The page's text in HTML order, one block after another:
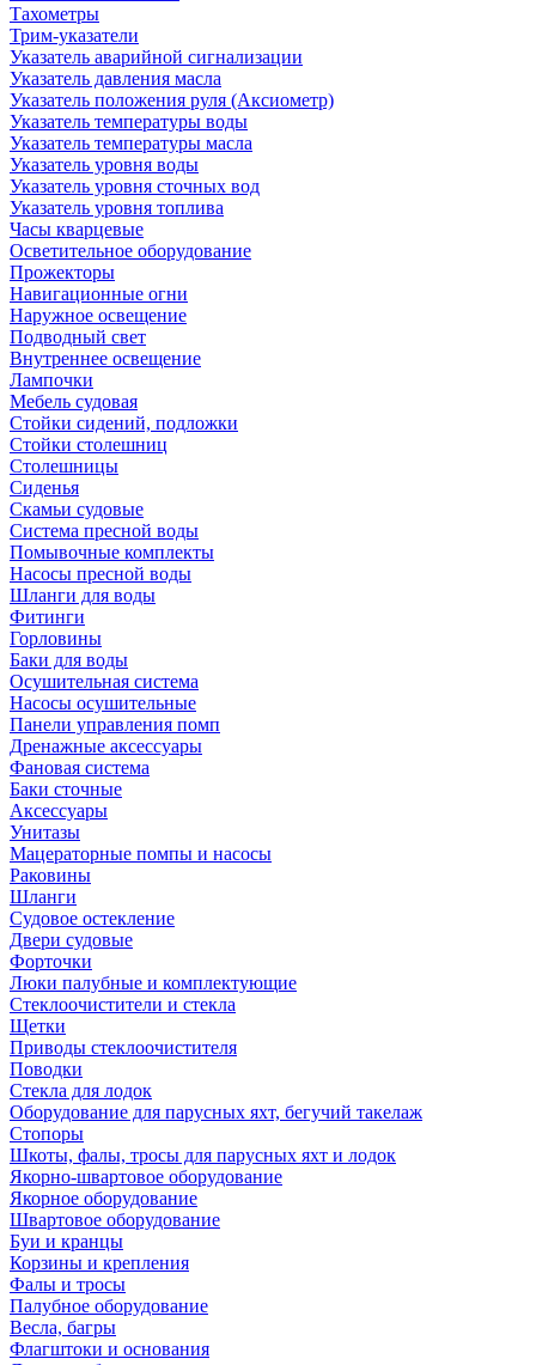
Тахометры
Трим-указатели
Указатель аварийной сигнализации
Указатель давления масла
Указатель положения руля (Аксиометр)
Указатель температуры воды
Указатель температуры масла
Указатель уровня воды
Указатель уровня сточных вод
Указатель уровня топлива
Часы кварцевые
Осветительное оборудование
Прожекторы
Навигационные огни
Наружное освещение
Подводный свет
Внутреннее освещение
Лампочки
Мебель судовая
Стойки сидений, подложки
Стойки столешниц
Столешницы
Сиденья
Скамьи судовые
Система пресной воды
Помывочные комплекты
Насосы пресной воды
Шланги для воды
Фитинги
Горловины
Баки для воды
Осушительная система
Насосы осушительные
Панели управления помп
Дренажные аксессуары
Фановая система
Баки сточные
Аксессуары
Унитазы
Мацераторные помпы и насосы
Раковины
Шланги
Судовое остекление
Двери судовые
Форточки
Люки палубные и комплектующие
Стеклоочистители и стекла
Щетки
Приводы стеклоочистителя
Поводки
Стекла для лодок
Оборудование для парусных яхт, бегучий такелаж
Стопоры
Шкоты, фалы, тросы для парусных яхт и лодок
Якорно-швартовое оборудование
Якорное оборудование
Швартовое оборудование
Буи и кранцы
Корзины и крепления
Фалы и тросы
Палубное оборудование
Весла, багры
Флагштоки и основания